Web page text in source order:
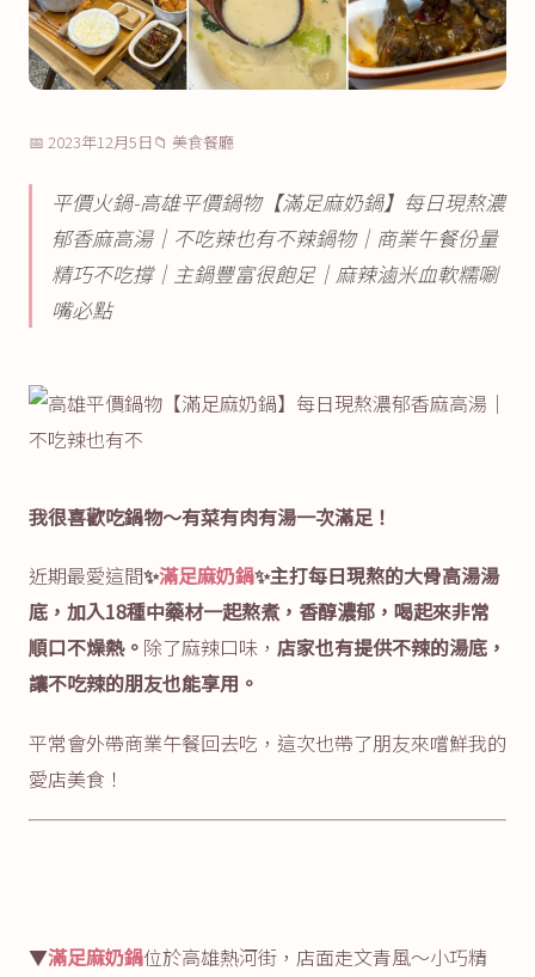
📅 2023年12月5日 📁 美食餐廳
平價火鍋-高雄平價鍋物【滿足麻奶鍋】每日現熬濃
郁香麻高湯│不吃辣也有不辣鍋物│商業午餐份量
精巧不吃撐│主鍋豐富很飽足│麻辣滷米血軟糯唰
嘴必點
我很喜歡吃鍋物～有菜有肉有湯一次滿足！
近期最愛這間✨滿足麻奶鍋✨主打每日現熬的大骨高湯湯
底，加入18種中藥材一起熬煮，香醇濃郁，喝起來非常
順口不燥熱。 除了麻辣口味， 店家也有提供不辣的湯底，
讓不吃辣的朋友也能享用。
平常會外帶商業午餐回去吃，這次也帶了朋友來嚐鮮我的
愛店美食！
▼滿足麻奶鍋位於高雄熱河街，店面走文青風～小巧精